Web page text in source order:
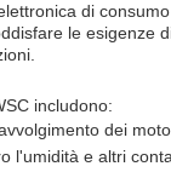
di
le esigenze
includono:
dei
l'umidità e altri